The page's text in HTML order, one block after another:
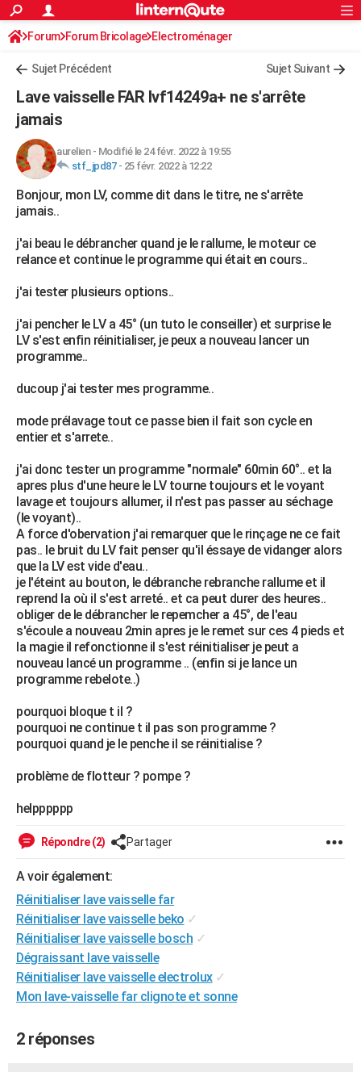
ACTUALITÉS
Politique
Société
Faits Divers
Education
Monde
Villes
+
Programme TV
TNTStreaming
Cinéma
Sorties cinéma
Musique
+FINANCE
Retraite
Impôts
Epargne
Immobilier
Risques naturels par ville
Banque
Assurance
Crédit
AUTO
Essais
Réserver un essai
Citadines
Berlines
SUV
Forum auto
HIGH-TECH
Mobiles
Meilleur smartphone
Internet
Ordinateurs
Jeux vidéo
Guide high-tech
+
BRICOLAGE
Forum
Aménagement intérieur
Extérieur
Cuisine
Salle de bains
Jardinage
Rangement
WEEK-END
Alimentation
Guide de la santé
Maladies
Médicaments
Sommeil
VOYAGE
PHOTO
GUIDES D'ACHAT
CARTE DE VOEUX
Carte de Noël
Carte Bonne année
Carte Saint-Valentin
Carte Pâques
Carte d'anniversaire
DICTIONNAIRE
Dictionnaire
Biographies
Citations
Expressions
Proverbes
PROGRAMME TV
COPAINS D'AVANT
S'inscrire
Se connecter
Lycées
Collèges
Primaires
Universités
Entreprises
Service militaire
Avis de recherche
AVIS DE DÉCÈS
FORUM
Bricolage
Lifestyle
Culture
Sport
Auto
Television
Voyage
Cinema
S'inscrire
Connexion
Forum Forum Bricolage Electroménager
Sujet Précédent Sujet Suivant
Lave vaisselle FAR lvf14249a+ ne s'arrête
jamais
aurelien- Modifié le 24 févr. 2022 à 19:55
stf_jpd87- 25 févr. 2022 à 12:22
Bonjour, mon LV, comme dit dans le titre, ne s'arrête
jamais..
j'ai beau le débrancher quand je le rallume, le moteur ce
relance et continue le programme qui était en cours..
j'ai tester plusieurs options..
j'ai pencher le LV a 45° (un tuto le conseiller) et surprise le
LV s'est enfin réinitialiser, je peux a nouveau lancer un
programme..
ducoup j'ai tester mes programme..
mode prélavage tout ce passe bien il fait son cycle en
entier et s'arrete..
j'ai donc tester un programme "normale" 60min 60°.. et la
apres plus d'une heure le LV tourne toujours et le voyant
lavage et toujours allumer, il n'est pas passer au séchage
(le voyant)..
A force d'obervation j'ai remarquer que le rinçage ne ce fait
pas.. le bruit du LV fait penser qu'il éssaye de vidanger alors
que la LV est vide d'eau..
je l'éteint au bouton, le débranche rebranche rallume et il
reprend la où il s'est arreté.. et ca peut durer des heures..
obliger de le débrancher le repemcher a 45°, de l'eau
s'écoule a nouveau 2min apres je le remet sur ces 4 pieds et
la magie il refonctionne il s'est réinitialiser je peut a
nouveau lancé un programme .. (enfin si je lance un
programme rebelote..)
pourquoi bloque t il ?
pourquoi ne continue t il pas son programme ?
pourquoi quand je le penche il se réinitialise ?
problème de flotteur ? pompe ?
helpppppp
Répondre (2) Partager
A voir également:
Réinitialiser lave vaisselle far
Réinitialiser lave vaisselle beko ✓
Réinitialiser lave vaisselle bosch ✓
Dégraissant lave vaisselle
Réinitialiser lave vaisselle electrolux ✓
Mon lave-vaisselle far clignote et sonne
2 réponses